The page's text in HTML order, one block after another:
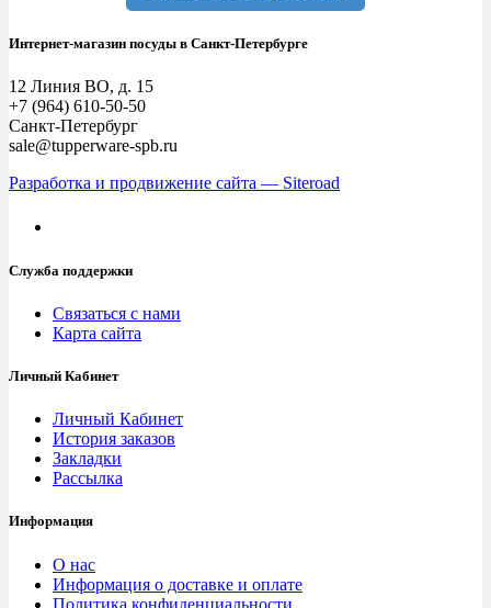
Интернет-магазин посуды в Санкт-Петербурге
12 Линия ВО, д. 15
+7 (964) 610-50-50
Санкт-Петербург
sale@tupperware-spb.ru
Разработка и продвижение сайта — Siteroad
Служба поддержки
Связаться с нами
Карта сайта
Личный Кабинет
Личный Кабинет
История заказов
Закладки
Рассылка
Информация
О нас
Информация о доставке и оплате
Политика конфиденциальности